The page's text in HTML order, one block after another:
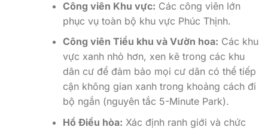
Công viên Khu vực: Các công viên lớn
phục vụ toàn bộ khu vực Phúc Thịnh.
Công viên Tiểu khu và Vườn hoa: Các khu
vực xanh nhỏ hơn, xen kẽ trong các khu
dân cư để đảm bảo mọi cư dân có thể tiếp
cận không gian xanh trong khoảng cách đi
bộ ngắn (nguyên tắc 5-Minute Park).
Hồ Điều hòa: Xác định ranh giới và chức